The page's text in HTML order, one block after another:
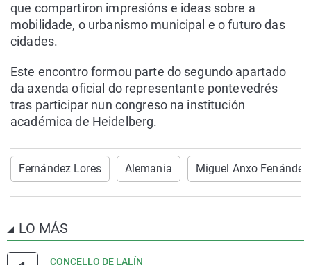
que compartiron impresións e ideas sobre a
mobilidade, o urbanismo municipal e o futuro das
cidades.
Este encontro formou parte do segundo apartado
da axenda oficial do representante pontevedrés
tras participar nun congreso na institución
académica de Heidelberg.
Fernández Lores Alemania Miguel Anxo
LO MÁS
CONCELLO DE LALÍN